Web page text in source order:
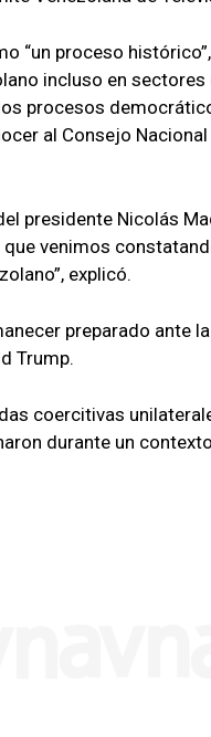
“un proceso
incluso en sectores
procesos
al Consejo
presidente Nicolás
venimos
explicó.
preparado ante
Trump.
coercitivas
durante un